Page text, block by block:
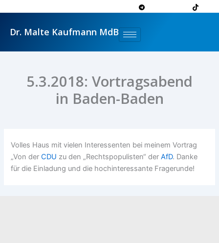
springen
Dr. Malte Kaufmann MdB
5.3.2018: Vortragsabend
in Baden-Baden
Volles Haus mit vielen Interessenten bei meinem Vortrag
„Von derCDU zu den „Rechtspopulisten“ derAfD. Danke
für die Einladung und die hochinteressante Fragerunde!